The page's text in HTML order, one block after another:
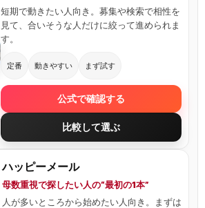
短期で動きたい人向き。募集や検索で相性を
見て、合いそうな人だけに絞って進められま
す。
定番 動きやすい まず試す
公式で確認する
比較して選ぶ
ハッピーメール
母数重視で探したい人の“最初の1本”
人が多いところから始めたい人向き。まずは